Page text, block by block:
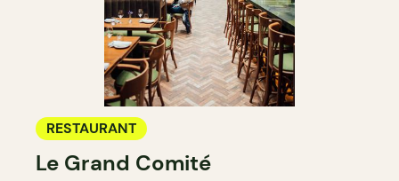
RESTAURANT
Le Grand Comité